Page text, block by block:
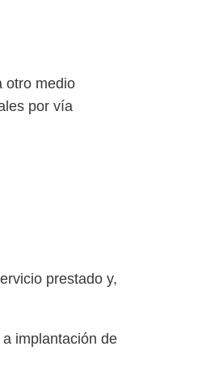
otro medio
por vía
prestado y,
implantación de